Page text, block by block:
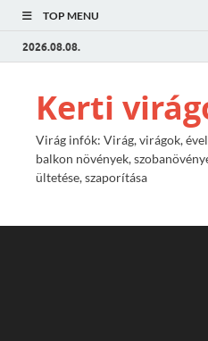
TOP MENU
2026.08.08.
Kerti
Virág infók: Virág, virágok,
balkon növények,
ültetése, szaporítása